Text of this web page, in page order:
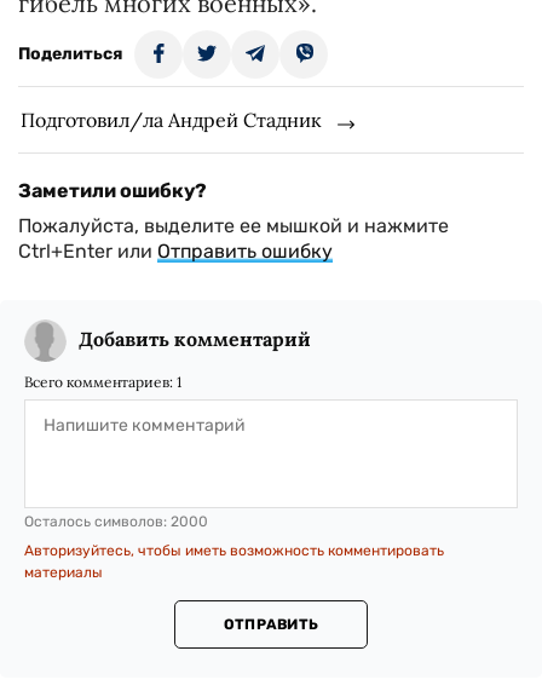
Поделиться
Подготовил/ла Андрей Стадник
Заметили ошибку?
Пожалуйста, выделите ее мышкой и нажмите
Ctrl+Enter или Отправить ошибку
Добавить комментарий
Всего комментариев: 1
Осталось символов: 2000
Авторизуйтесь, чтобы иметь возможность комментировать
материалы
ОТПРАВИТЬ